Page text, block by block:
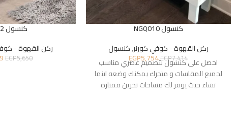
كنسول NGQ010
ركن القهوة - كوفي كورنر,كنسول
EGP7,414
EGP5,754
احصل على كنسول بتصميم عصري مناسب
لجميع المقاسات و متحرك يمكنك وضعه اينما
تشاء حيث يوفر لك مساحات تخزين ممتازة
كنسول NGQ012
ركن القهوة -
EGP5,650